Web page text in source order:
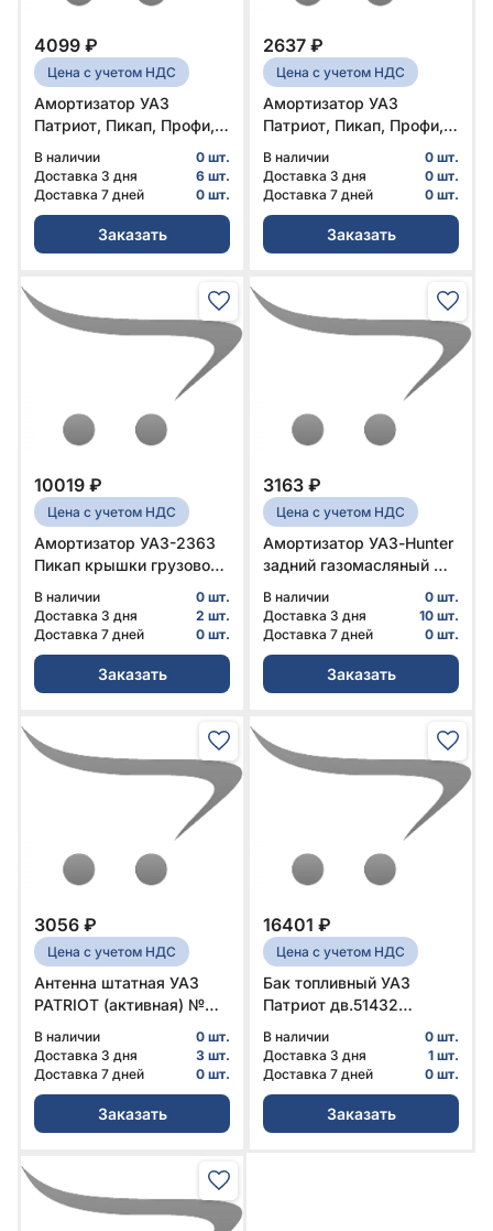
4099 ₽
Цена с учетом НДС
Амортизатор УАЗ
Патриот, Пикап, Профи,
3741 с АБС передний
газомасляный Оригинал
УСИЛЕННЫЙ № 236021-
2915404-00 | УАЗ
В наличии
0 шт.
Доставка 3 дня
6 шт.
Доставка 7 дней
0 шт.
Заказать
2637 ₽
Цена с учетом НДС
Амортизатор УАЗ
Патриот, Пикап, Профи,
3741 с АБС передний
газомасляный Оригинал
№ 236021-2915006-00 |
В наличии
0 шт.
Доставка 3 дня
0 шт.
Доставка 7 дней
0 шт.
Заказать
10019 ₽
Цена с учетом НДС
Амортизатор УАЗ-2363
Пикап крышки грузового
6306108-30 | УАЗ
В наличии
0 шт.
Доставка 3 дня
2 шт.
Доставка 7 дней
0 шт.
Заказать
3163 ₽
Цена с учетом НДС
Амортизатор УАЗ-Hunter
задний газомасляный №
В наличии
0 шт.
Доставка 3 дня
10 шт.
Доставка 7 дней
0 шт.
Заказать
3056 ₽
Цена с учетом НДС
Антенна штатная УАЗ
PATRIOT (активная) №
УАЗ
В наличии
0 шт.
Доставка 3 дня
3 шт.
Доставка 7 дней
0 шт.
Заказать
16401 ₽
Цена с учетом НДС
Бак топливный УАЗ
Патриот дв.51432
05.2012 правый
Оригинал № 316380-
1101008-21 | УАЗ
В наличии
0 шт.
Доставка 3 дня
1 шт.
Доставка 7 дней
0 шт.
Заказать